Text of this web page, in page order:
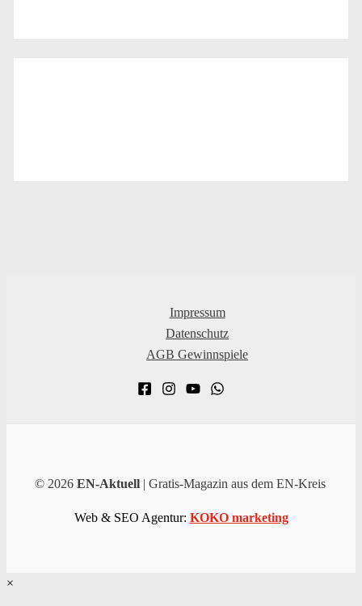
Impressum
Datenschutz
AGB Gewinnspiele
© 2026 EN-Aktuell | Gratis-Magazin aus dem EN-Kreis
Web & SEO Agentur: KOKO marketing
×